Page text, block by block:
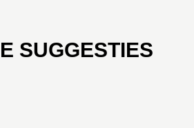
SUGGESTIES